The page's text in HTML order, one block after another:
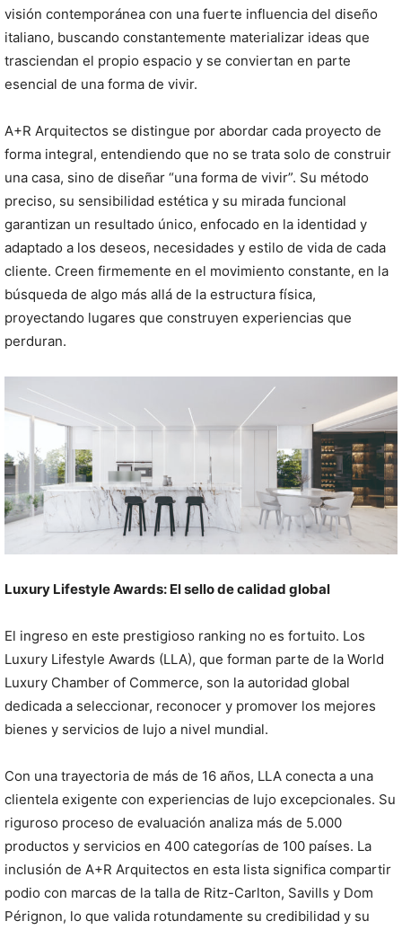
visión contemporánea con una fuerte influencia del diseño
italiano, buscando constantemente materializar ideas que
trasciendan el propio espacio y se conviertan en parte
esencial de una forma de vivir.
A+R Arquitectos se distingue por abordar cada proyecto de
forma integral, entendiendo que no se trata solo de construir
una casa, sino de diseñar “una forma de vivir”. Su método
preciso, su sensibilidad estética y su mirada funcional
garantizan un resultado único, enfocado en la identidad y
adaptado a los deseos, necesidades y estilo de vida de cada
cliente. Creen firmemente en el movimiento constante, en la
búsqueda de algo más allá de la estructura física,
proyectando lugares que construyen experiencias que
perduran.
Luxury Lifestyle Awards: El sello de calidad global
El ingreso en este prestigioso ranking no es fortuito. Los
Luxury Lifestyle Awards (LLA), que forman parte de la World
Luxury Chamber of Commerce, son la autoridad global
dedicada a seleccionar, reconocer y promover los mejores
bienes y servicios de lujo a nivel mundial.
Con una trayectoria de más de 16 años, LLA conecta a una
clientela exigente con experiencias de lujo excepcionales. Su
riguroso proceso de evaluación analiza más de 5.000
productos y servicios en 400 categorías de 100 países. La
inclusión de A+R Arquitectos en esta lista significa compartir
podio con marcas de la talla de Ritz-Carlton, Savills y Dom
Pérignon, lo que valida rotundamente su credibilidad y su